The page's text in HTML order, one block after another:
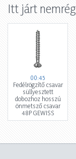
Itt járt nemrég
00:45
Fedélrögzítő csavar
süllyesztett
dobozhoz hosszú
önmetsző csavar
48P GEWISS